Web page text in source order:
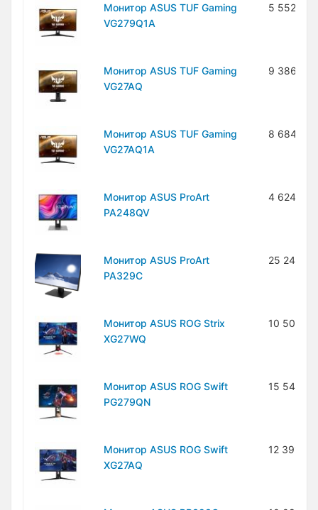
Монитор ASUS TUF Gaming
VG279Q1A
5 552
Монитор ASUS TUF Gaming
VG27AQ
9 386
Монитор ASUS TUF Gaming
VG27AQ1A
8 684
Монитор ASUS ProArt
PA248QV
4 624
Монитор ASUS ProArt
PA329C
25 240
Монитор ASUS ROG Strix
XG27WQ
10 508
Монитор ASUS ROG Swift
PG279QN
15 545
Монитор ASUS ROG Swift
XG27AQ
12 391